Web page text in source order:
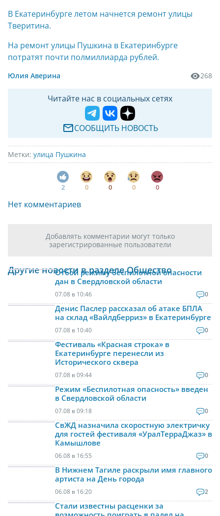
В Екатеринбурге летом начнется ремонт улицы
Тверитина.
На ремонт улицы Пушкина в Екатеринбурге
потратят почти полмиллиарда рублей.
Юлия Аверина 268
Читайте нас в социальных сетях
СООБЩИТЬ НОВОСТЬ
Метки: улица Пушкина
2 0 0 0 0
Нет комментариев
Добавлять комментарии могут только
зарегистрированные пользователи
Другие новости в разделе Общество
Отбой режиму беспилотной опасности
дан в Свердловской области
07.08 в 10:46 0
Денис Паслер рассказал об атаке БПЛА
на склад «Вайлдберриз» в Екатеринбурге
07.08 в 10:40 0
Фестиваль «Красная строка» в
Екатеринбурге перенесли из
Исторического сквера
07.08 в 09:44 0
Режим «Беспилотная опасность» введен
в Свердловской области
07.08 в 09:18 0
СвЖД назначила скоростную электричку
для гостей фестиваля «УралТерраДжаз» в
Камышлове
06.08 в 16:55 0
В Нижнем Тагиле раскрыли имя главного
артиста на День города
06.08 в 16:20 2
Стали известны расценки за